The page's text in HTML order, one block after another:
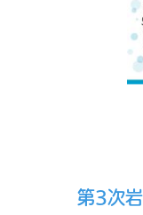
第3次